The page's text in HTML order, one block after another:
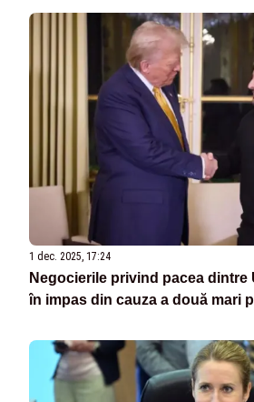
1 dec. 2025, 17:24
Negocierile privind pacea dintre
în impas din cauza a două mari